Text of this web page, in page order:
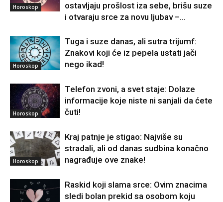
Horoskop
ostavljaju prošlost iza sebe, brišu suze
i otvaraju srce za novu ljubav –...
Horoskop
Tuga i suze danas, ali sutra trijumf:
Znakovi koji će iz pepela ustati jači
nego ikad!
Horoskop
Telefon zvoni, a svet staje: Dolaze
informacije koje niste ni sanjali da ćete
čuti!
Horoskop
Kraj patnje je stigao: Najviše su
stradali, ali od danas sudbina konačno
nagrađuje ove znake!
Raskid koji slama srce: Ovim znacima
sledi bolan prekid sa osobom koju